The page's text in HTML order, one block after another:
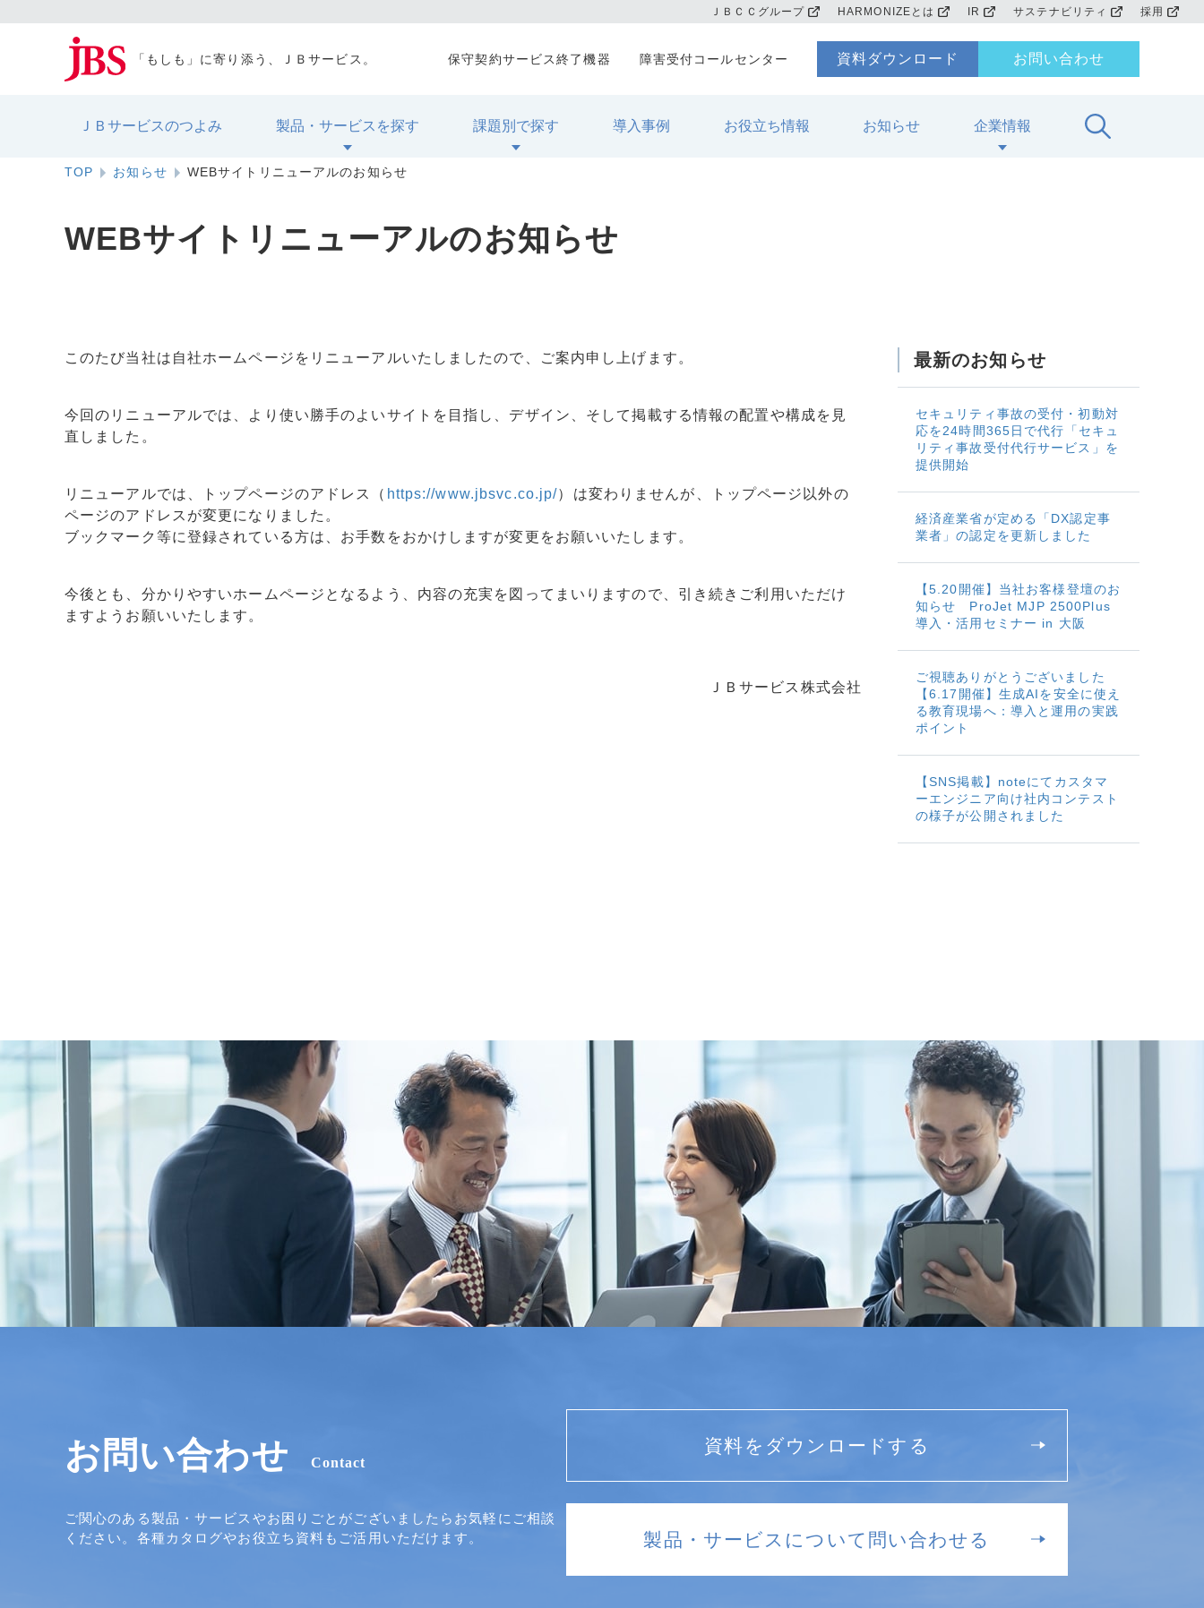
ＪＢＣＣグループ HARMONIZEとは IR サステナビリティ 採用
「もしも」に寄り添う、ＪＢサービス。
ＪＢサービスのつよみ 製品・サービスを探す 課題別で探す 導入事例 お役立ち情報 お知らせ 企業情報
資料ダウンロード お問い合わせ
保守契約サービス終了機器 障害受付コールセンター
TOP お知らせ WEBサイトリニューアルのお知らせ
WEBサイトリニューアルのお知らせ
このたび当社は自社ホームページをリニューアルいたしましたので、ご案内申し上げます。
今回のリニューアルでは、より使い勝手のよいサイトを目指し、デザイン、そして掲載する情報の配置や構成を見
直しました。
リニューアルでは、トップページのアドレス（ https://www.jbsvc.co.jp/）は変わりませんが、トップページ以外の
ページのアドレスが変更になりました。
ブックマーク等に登録されている方は、お手数をおかけしますが変更をお願いいたします。
今後とも、分かりやすいホームページとなるよう、内容の充実を図ってまいりますので、引き続きご利用いただけ
ますようお願いいたします。
ＪＢサービス株式会社
最新のお知らせ
セキュリティ事故の受付・初動対
応を24時間365日で代行「セキュ
リティ事故受付代行サービス」を
提供開始
経済産業省が定める「DX認定事
業者」の認定を更新しました
【5.20開催】当社お客様登壇のお
知らせ ProJet MJP 2500Plus
導入・活用セミナー in 大阪
ご視聴ありがとうございました
【6.17開催】生成AIを安全に使え
る教育現場へ：導入と運用の実践
ポイント
【SNS掲載】noteにてカスタマ
ーエンジニア向け社内コンテスト
の様子が公開されました
お問い合わせ Contact
ご関心のある製品・サービスやお困りごとがございましたらお気軽にご相談
ください。各種カタログやお役立ち資料もご活用いただけます。
資料をダウンロードする
製品・サービスについて問い合わせる